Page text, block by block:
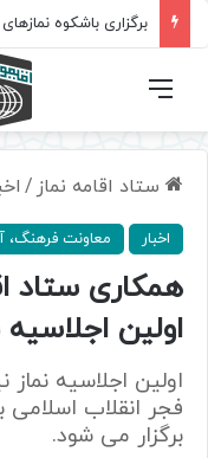
برگزاری باشکوه
فهرست
ستاد اقامه نماز /
اخبار معاونت
همکاری ستاد
اولین
اولین اجلاسیه
فجر انقلاب
برگزار می شود.